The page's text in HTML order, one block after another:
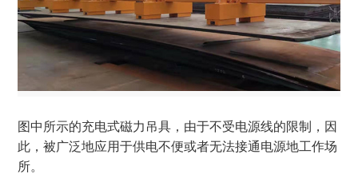
图中所示的充电式磁力吊具，由于不受电源线的限制，因
此，被广泛地应用于供电不便或者无法接通电源地工作场
所。